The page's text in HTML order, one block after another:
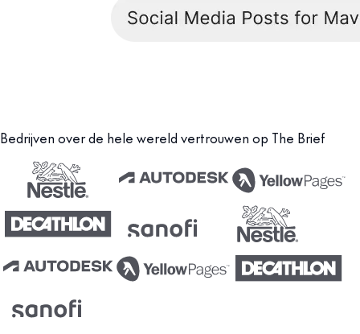
Bedrijven over de hele wereld vertrouwen op The Brief